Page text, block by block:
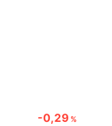
-0,29 %